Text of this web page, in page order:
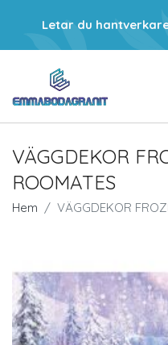
Letar du
VÄGGDEKOR
ROOMATES
Hem VÄGGDEKOR